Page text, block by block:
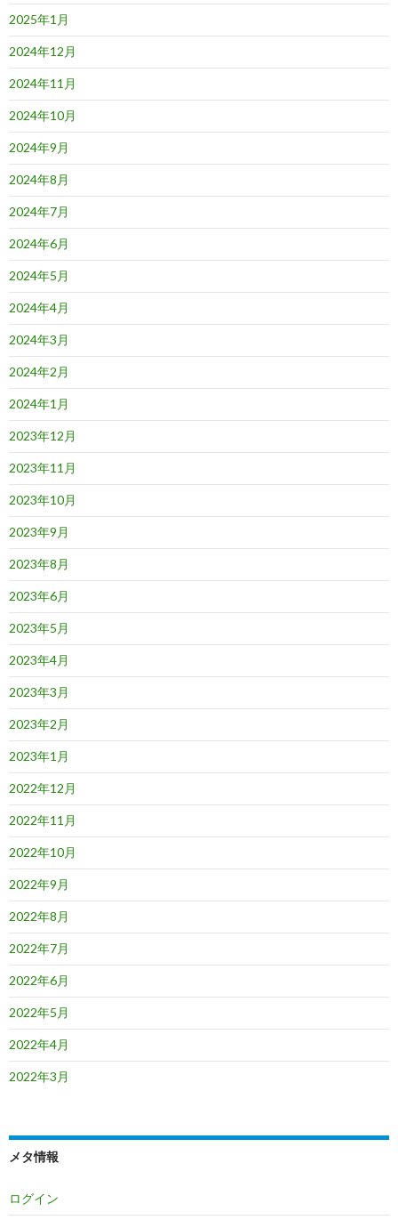
2025年1月
2024年12月
2024年11月
2024年10月
2024年9月
2024年8月
2024年7月
2024年6月
2024年5月
2024年4月
2024年3月
2024年2月
2024年1月
2023年12月
2023年11月
2023年10月
2023年9月
2023年8月
2023年6月
2023年5月
2023年4月
2023年3月
2023年2月
2023年1月
2022年12月
2022年11月
2022年10月
2022年9月
2022年8月
2022年7月
2022年6月
2022年5月
2022年4月
2022年3月
メタ情報
ログイン